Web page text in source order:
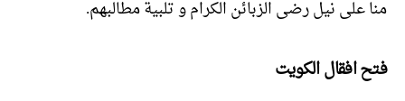
منا على نيل رضى الزبائن الكرام و تلبية مطالبهم.
فتح افقال الكويت